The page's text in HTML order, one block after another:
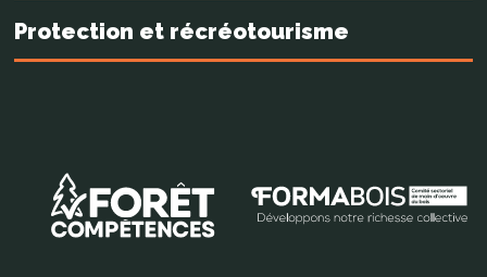
Protection et récréotourisme